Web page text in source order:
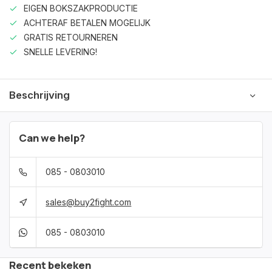
EIGEN BOKSZAKPRODUCTIE
ACHTERAF BETALEN MOGELIJK
GRATIS RETOURNEREN
SNELLE LEVERING!
Beschrijving
Can we help?
085 - 0803010
sales@buy2fight.com
085 - 0803010
Recent bekeken